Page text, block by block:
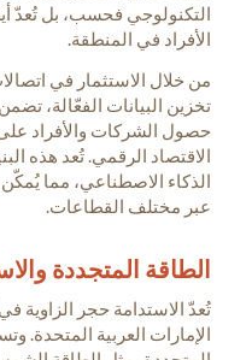
التكنولوجي فحسب، بل تُعدّ
الأفراد في المنطقة.
من خلال الاستثمار في
تخزين البيانات الفعّالة،
حصول الشركات والأفراد على
الاقتصاد الرقمي. تُعد هذه
الذكاء الاصطناعي، مما يُمكّن
عبر مختلف القطاعات.
الطاقة المتجددة
تُعدّ الاستدامة حجر الزاوية في
الإمارات العربية المتحدة.